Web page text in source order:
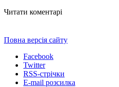
Читати коментарі
Повна версія сайту
Facebook
Twitter
RSS-стрічки
E-mail розсилка